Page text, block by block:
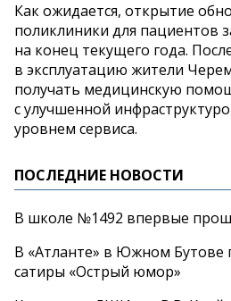
Как ожидается, открытие
поликлиники для пациентов
на конец текущего года.
в эксплуатацию жители
получать медицинскую
сулучшенной
уровнем сервиса.
ПОСЛЕДНИЕ НОВОСТИ
В школе №1492 впервые
В «Атланте» в Южном Бутове
сатиры «Острый юмор»